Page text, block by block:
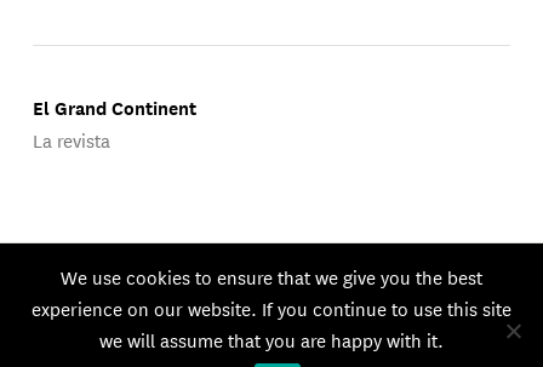
El Grand Continent
La revista
© 2026 GEG. Todos los derechos reservados.
We use cookies to ensure that we give you the best
experience on our website. If you continue to use this site
we will assume that you are happy with it.